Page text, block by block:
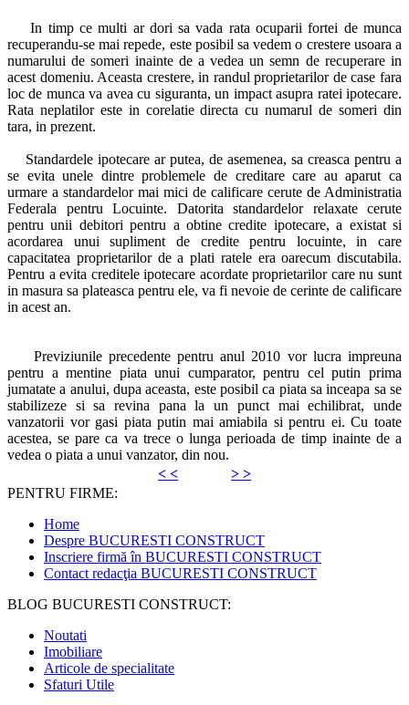
In timp ce multi ar dori sa vada rata ocuparii fortei de munca
recuperandu-se mai repede, este posibil sa vedem o crestere usoara a
numarului de someri inainte de a vedea un semn de recuperare in
acest domeniu. Aceasta crestere, in randul proprietarilor de case fara
loc de munca va avea cu siguranta, un impact asupra ratei ipotecare.
Rata neplatilor este in corelatie directa cu numarul de someri din
tara, in prezent.
Standardele ipotecare ar putea, de asemenea, sa creasca pentru a
se evita unele dintre problemele de creditare care au aparut ca
urmare a standardelor mai mici de calificare cerute de Administratia
Federala pentru Locuinte. Datorita standardelor relaxate cerute
pentru unii debitori pentru a obtine credite ipotecare, a existat si
acordarea unui supliment de credite pentru locuinte, in care
capacitatea proprietarilor de a plati ratele era oarecum discutabila.
Pentru a evita creditele ipotecare acordate proprietarilor care nu sunt
in masura sa plateasca pentru ele, va fi nevoie de cerinte de calificare
in acest an.
Previziunile precedente pentru anul 2010 vor lucra impreuna
pentru a mentine piata unui cumparator, pentru cel putin prima
jumatate a anului, dupa aceasta, este posibil ca piata sa inceapa sa se
stabilizeze si sa revina pana la un punct mai echilibrat, unde
vanzatorii vor gasi piata putin mai amiabila si pentru ei. Cu toate
acestea, se pare ca va trece o lunga perioada de timp inainte de a
vedea o piata a unui vanzator, din nou.
< <
> >
PENTRU FIRME:
Home
Despre BUCURESTI CONSTRUCT
Inscriere firmă în BUCURESTI CONSTRUCT
Contact redacţia BUCURESTI CONSTRUCT
BLOG BUCURESTI CONSTRUCT:
Noutati
Imobiliare
Articole de specialitate
Sfaturi Utile